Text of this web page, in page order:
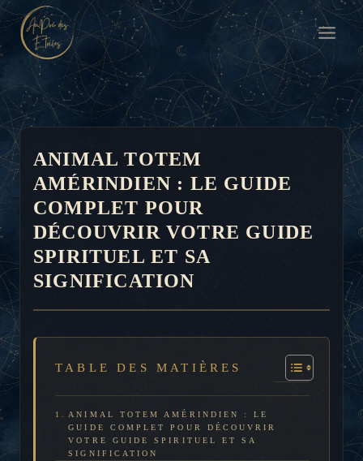
Aller
contenu
ANIMAL TOTEM
AMÉRINDIEN : LE GUIDE
COMPLET POUR
DÉCOUVRIR VOTRE GUIDE
SPIRITUEL ET SA
SIGNIFICATION
TABLE DES MATIÈRES
ANIMAL TOTEM AMÉRINDIEN : LE
GUIDE COMPLET POUR DÉCOUVRIR
VOTRE GUIDE SPIRITUEL ET SA
SIGNIFICATION